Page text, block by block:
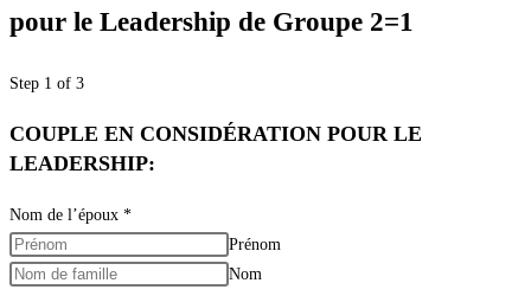
pour le Leadership de Groupe 2=1
Step 1 of 3
COUPLE EN CONSIDÉRATION POUR LE
LEADERSHIP:
Nom de l’époux *
Prénom
Nom